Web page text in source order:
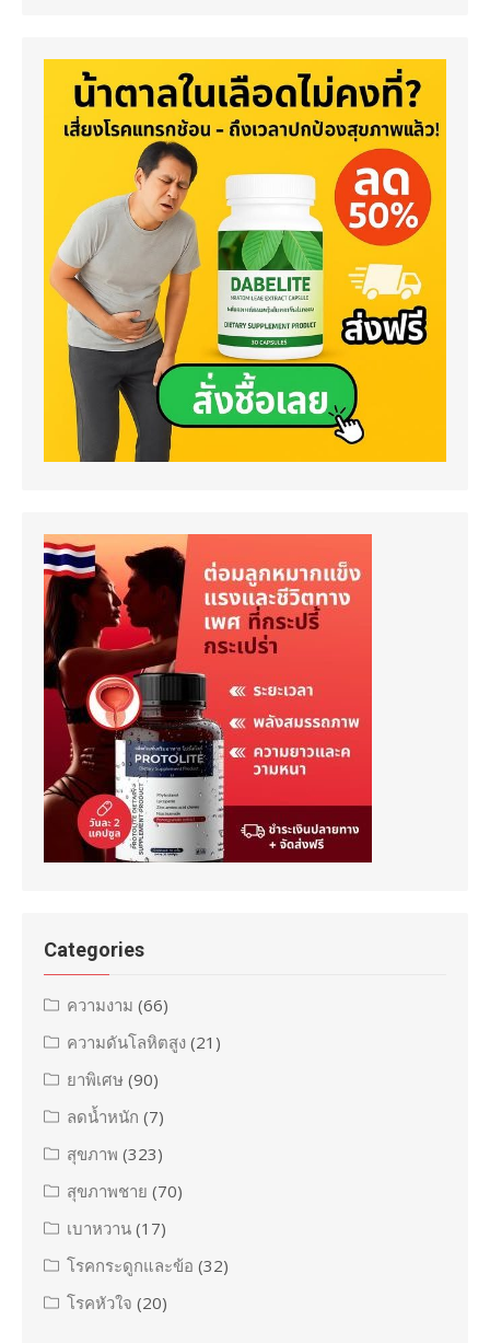
Categories
ความงาม (66)
ความดันโลหิตสูง (21)
ยาพิเศษ (90)
ลดน้ำหนัก (7)
สุขภาพ (323)
สุขภาพชาย (70)
เบาหวาน (17)
โรคกระดูกและข้อ (32)
โรคหัวใจ (20)